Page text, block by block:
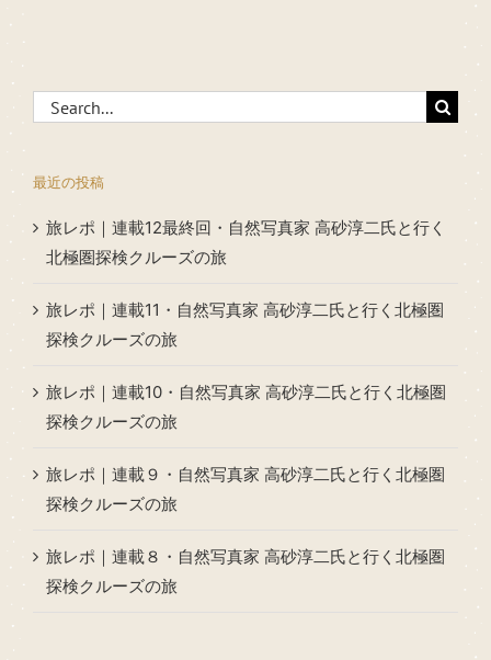
Search
for:
最近の投稿
旅レポ｜連載12最終回・自然写真家 高砂淳二氏と行く
北極圏探検クルーズの旅
旅レポ｜連載11・自然写真家 高砂淳二氏と行く北極圏
探検クルーズの旅
旅レポ｜連載10・自然写真家 高砂淳二氏と行く北極圏
探検クルーズの旅
旅レポ｜連載９・自然写真家 高砂淳二氏と行く北極圏
探検クルーズの旅
旅レポ｜連載８・自然写真家 高砂淳二氏と行く北極圏
探検クルーズの旅